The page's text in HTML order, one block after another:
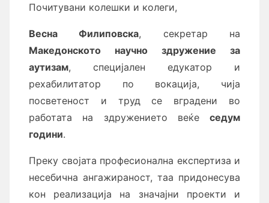
Почитувани колешки и колеги,
Весна Филиповска, секретар на
Македонското научно здружение за
аутизам, специјален едукатор и
рехабилитатор по вокација, чија
посветеност и труд се вградени во
работата на здружението веќе седум
години.
Преку својата професионална експертиза и
несебична ангажираност, таа придонесува
кон реализација на значајни проекти и